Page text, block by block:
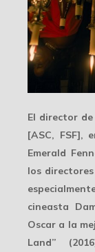
El director
[ASC, FSF],
Emerald
los
cineasta
Oscar a la
Land”